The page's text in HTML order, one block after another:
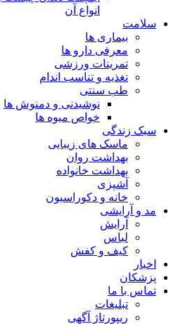
انواع آن
سلامت
بیماری ها
معرفی دارو ها
تمرینات ورزشی
تغذیه و تناسب اندام
طب سنتی
نوشیدنی و دمنوش ها
خواص میوه ها
سبک زندگی
ماسک های زیبایی
بهداشت روان
بهداشت خانواده
آشپزی
خانه و دکوراسیون
مد و آرایشی
آرایش
لباس
کیف و کفش
اخبار
پزشکان
تماس با ما
تبلیغات
ریپورتاژ آگهی